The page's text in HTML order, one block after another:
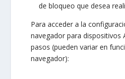
de bloqueo que desea
Para acceder a la
navegador para dispositivos
pasos (pueden variar en
navegador):